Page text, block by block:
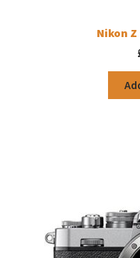
Nikon